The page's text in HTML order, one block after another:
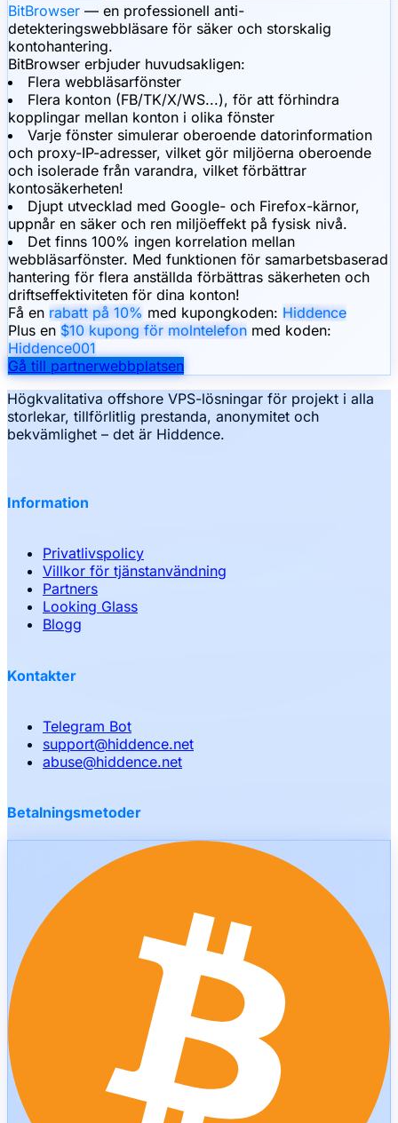
BitBrowser — en professionell anti-
detekteringswebbläsare för säker och storskalig
kontohantering.
BitBrowser erbjuder huvudsakligen:
Flera webbläsarfönster
Flera konton (FB/TK/X/WS...), för att förhindra
kopplingar mellan konton i olika fönster
Varje fönster simulerar oberoende datorinformation
och proxy-IP-adresser, vilket gör miljöerna oberoende
och isolerade från varandra, vilket förbättrar
kontosäkerheten!
Djupt utvecklad med Google- och Firefox-kärnor,
uppnår en säker och ren miljöeffekt på fysisk nivå.
Det finns 100% ingen korrelation mellan
webbläsarfönster. Med funktionen för samarbetsbaserad
hantering för flera anställda förbättras säkerheten och
driftseffektiviteten för dina konton!
Få en rabatt på 10% med kupongkoden: Hiddence
Plus en $10 kupong för molntelefon med koden:
Hiddence001
Gå till partnerwebbplatsen
Högkvalitativa offshore VPS-lösningar för projekt i alla
storlekar, tillförlitlig prestanda, anonymitet och
bekvämlighet – det är Hiddence.
Information
Privatlivspolicy
Villkor för tjänstanvändning
Partners
Looking Glass
Blogg
Kontakter
Telegram Bot
support@hiddence.net
abuse@hiddence.net
Betalningsmetoder